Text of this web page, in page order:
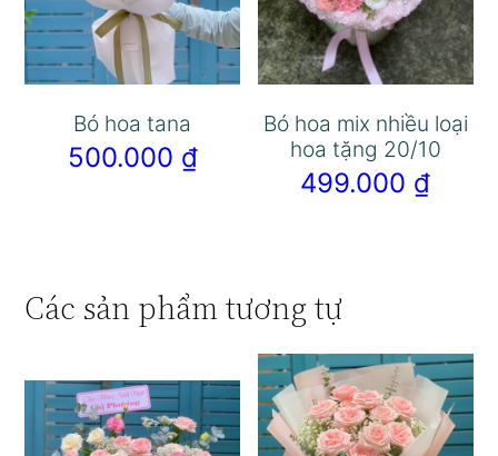
Bó hoa tana
500.000 ₫
Bó hoa mix nhiều loại
hoa tặng 20/10
499.000 ₫
Các sản phẩm tương tự